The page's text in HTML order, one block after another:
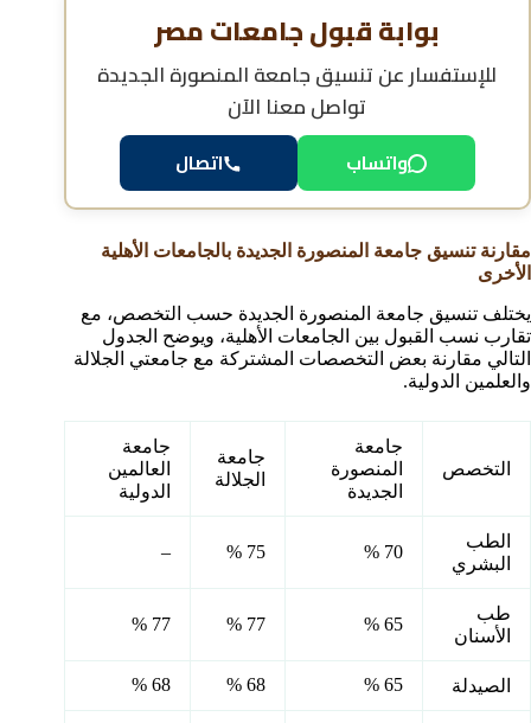
بوابة قبول جامعات مصر
للإستفسار عنتنسيق جامعة المنصورة الجديدة
تواصل معنا الآن
واتساب اتصال
مقارنة تنسيق جامعة المنصورة الجديدة بالجامعات الأهلية
الأخرى
يختلف تنسيق جامعة المنصورة الجديدة حسب التخصص، مع
تقارب نسب القبول بين الجامعات الأهلية، ويوضح الجدول
التالي مقارنة بعض التخصصات المشتركة مع جامعتي الجلالة
والعلمين الدولية.
التخصص
جامعة
المنصورة
الجديدة
جامعة
الجلالة
جامعة
العالمين
الدولية
الطب
البشري
70 %
75 %
–
طب
الأسنان
65 %
77 %
77 %
الصيدلة 65 %
68 %
68 %